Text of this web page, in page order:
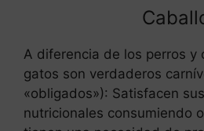
A diferencia de los perros y
gatos son verdaderos
«obligados»): Satisfacen
nutricionales consumiendo